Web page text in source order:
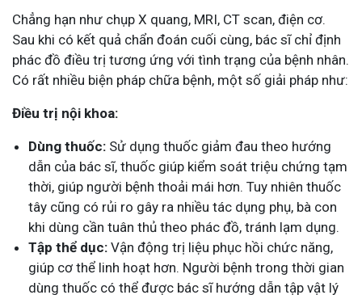
Chẳng hạn như chụp X quang, MRI, CT scan, điện cơ.
Sau khi có kết quả chẩn đoán cuối cùng, bác sĩ chỉ định
phác đồ điều trị tương ứng với tình trạng của bệnh nhân.
Có rất nhiều biện pháp chữa bệnh, một số giải pháp như:
Điều trị nội khoa:
Dùng thuốc: Sử dụng thuốc giảm đau theo hướng
dẫn của bác sĩ, thuốc giúp kiểm soát triệu chứng tạm
thời, giúp người bệnh thoải mái hơn. Tuy nhiên thuốc
tây cũng có rủi ro gây ra nhiều tác dụng phụ, bà con
khi dùng cần tuân thủ theo phác đồ, tránh lạm dụng.
Tập thể dục: Vận động trị liệu phục hồi chức năng,
giúp cơ thể linh hoạt hơn. Người bệnh trong thời gian
dùng thuốc có thể được bác sĩ hướng dẫn tập vật lý